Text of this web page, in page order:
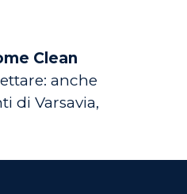
Clean
anche
di Varsavia,